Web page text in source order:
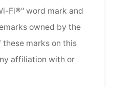
Fi®" word mark and
owned by the
these marks on this
affiliation with or